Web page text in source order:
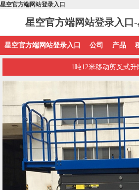
星空官方端网站登录入口
星空官方端网站登录入口-
星空官方端网站登录入口 公司 产品
1吨12米移动剪叉式升